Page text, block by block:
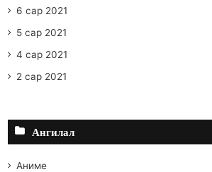
6 сар 2021
5 сар 2021
4 сар 2021
2 сар 2021
Ангилал
Аниме